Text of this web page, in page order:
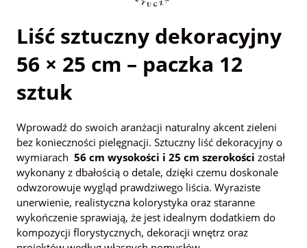
Liść sztuczny dekoracyjny
56 × 25 cm – paczka 12
sztuk
Wprowadź do swoich aranżacji naturalny akcent zieleni
bez konieczności pielęgnacji. Sztuczny liść dekoracyjny o
wymiarach 56 cm wysokości i 25 cm szerokości został
wykonany z dbałością o detale, dzięki czemu doskonale
odwzorowuje wygląd prawdziwego liścia. Wyraziste
unerwienie, realistyczna kolorystyka oraz staranne
wykończenie sprawiają, że jest idealnym dodatkiem do
kompozycji florystycznych, dekoracji wnętrz oraz